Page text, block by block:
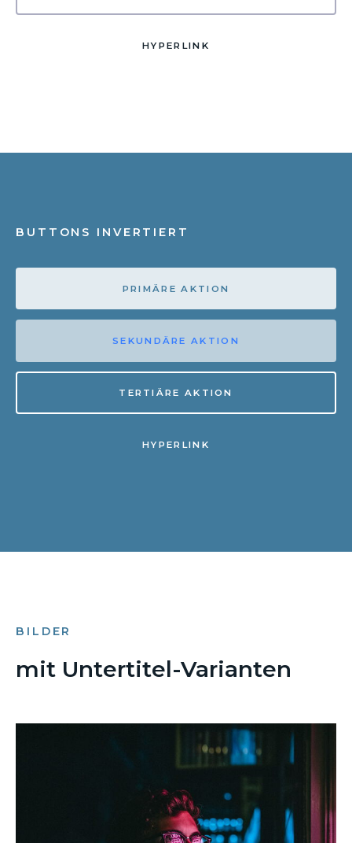
HYPERLINK
BUTTONS INVERTIERT
PRIMÄRE AKTION
SEKUNDÄRE AKTION
TERTIÄRE AKTION
HYPERLINK
BILDER
mit Untertitel-Varianten